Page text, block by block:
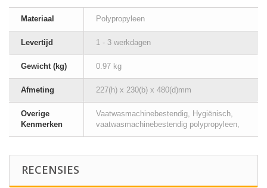
Materiaal Polypropyleen
Levertijd 1 - 3 werkdagen
Gewicht (kg) 0.97 kg
Afmeting 227(h) x 230(b) x 480(d)mm
Overige
Kenmerken
Vaatwasmachinebestendig, Hygiënisch,
vaatwasmachinebestendig polypropyleen,
RECENSIES